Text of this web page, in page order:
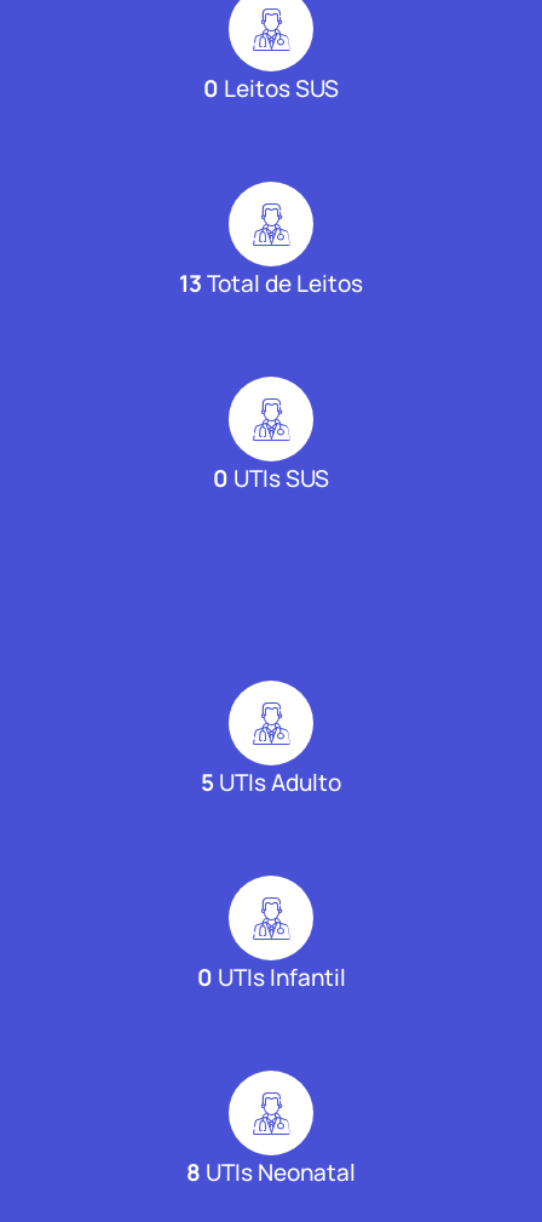
0 Leitos SUS
13Total de Leitos
0 UTIs SUS
5UTIs Adulto
0 UTIs Infantil
8 UTIs Neonatal